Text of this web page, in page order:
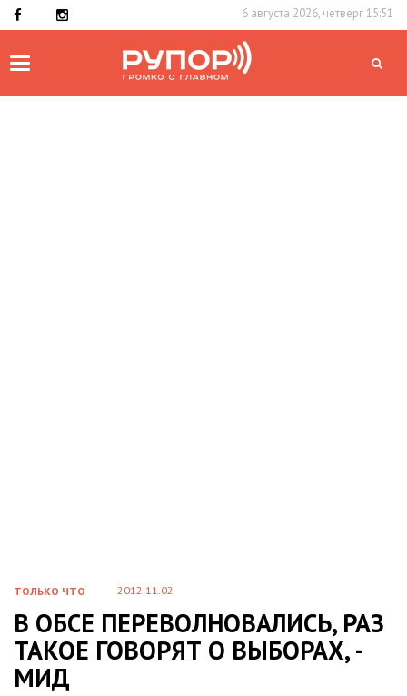
6 августа 2026, четверг 15:51
Toggle
ТОЛЬКО ЧТО 2012.11.02
В ОБСЕ ПЕРЕВОЛНОВАЛИСЬ, РАЗ
ТАКОЕ ГОВОРЯТ О ВЫБОРАХ, -
МИД